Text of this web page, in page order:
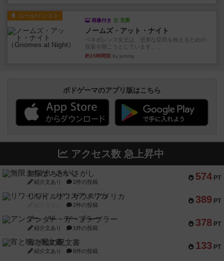
ルール/インスト
画像付き 充実
ノームズ・アット・ナイト
ベネボレンス女王は、忠実な臣民を称えるための
祝宴を開こうとしています。...
約15時間前 by jurong
ボドゲーマのアプリ版はこちら
アクセス数 急上昇中
574 PT
無限まちがいさがし
紹介文あり 2件の投稿
389 PT
リワイルド：サウスアメリカ
2件の投稿
378 PT
アンダー・ザ・テーブラー
紹介文あり 1件の投稿
133 PT
宵と暁の呪文書
紹介文あり 8件の投稿